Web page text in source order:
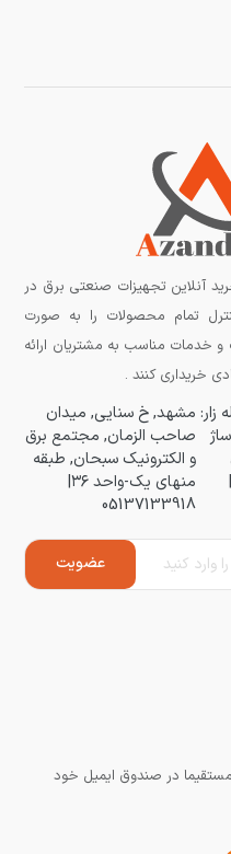
آنلاین تجهیزات صنعتی برق در
تمام محصولات را به صورت
مناسب به مشتریان ارائه
خریداری کنند .
زار: مشهد, خ سنایی, میدان
صاحب الزمان, مجتمع برق
و الکترونیک سبحان, طبقه
منهای یک-واحد ۳۶|
05137133918
در صندوق ایمیل خود